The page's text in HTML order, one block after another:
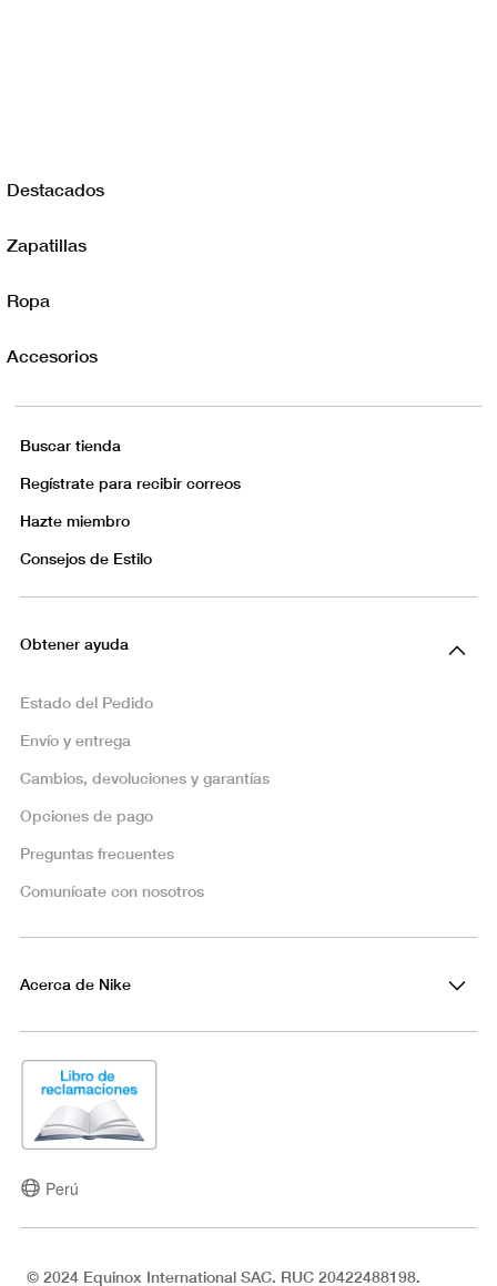
Destacados
Zapatillas
Ropa
Accesorios
Buscar tienda
Regístrate para recibir correos
Hazte miembro
Consejos de Estilo
Obtener ayuda
Estado del Pedido
Envío y entrega
Cambios, devoluciones y garantías
Opciones de pago
Preguntas frecuentes
Comunícate con nosotros
Acerca de Nike
Perú
© 2024 Equinox International SAC. RUC 20422488198.